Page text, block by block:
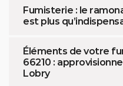
Fumisterie : le
est plus
Éléments de votre
66210 :
Lobry